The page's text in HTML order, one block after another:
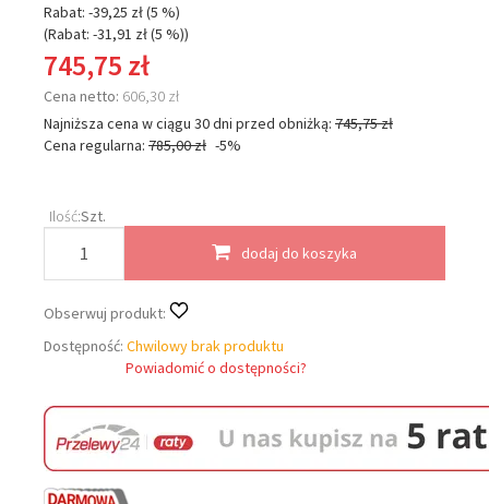
Rabat: -39,25 zł(5 %)
(Rabat: -31,91 zł(5 %))
745,75 zł
Cena netto: 606,30 zł
Najniższa cena w ciągu 30 dni przed obniżką: 745,75 zł
Cena regularna: 785,00 zł -5%
Ilość:Szt.
dodaj do koszyka
Obserwuj produkt:
Dostępność: Chwilowy brak produktu
Powiadomić o dostępności?